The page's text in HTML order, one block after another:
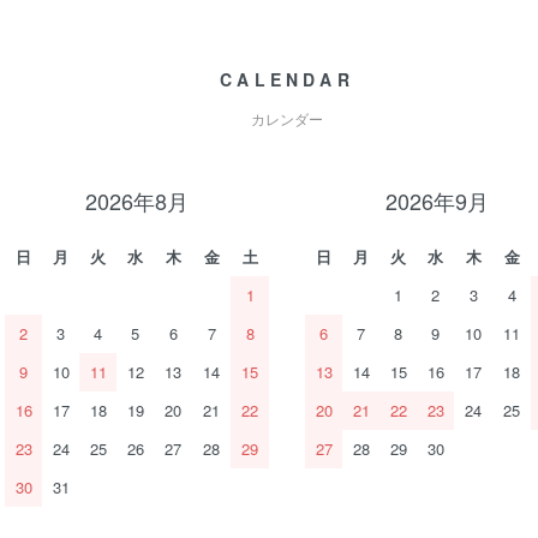
CALENDAR
カレンダー
2026年8月
日 月 火 水 木 金
土
1
2
3 4 5 6 7
8
9
10 11 12 13 14
15
16
17 18 19 20 21
22
23
24 25 26 27 28
29
30
31
2026年9月
日 月 火 水 木 金
1
2 3 4
6
7 8 9 10 11
13
14 15 16 17 18
20
21 22 23 24 25
27
28 29 30